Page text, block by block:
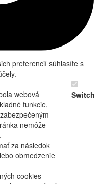
preferencií súhlasíte s
webová
funkcie,
nemôže
za následok
obmedzenie
cookies -
Switch